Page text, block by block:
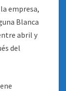
empresa,
Blanca
abril y
del